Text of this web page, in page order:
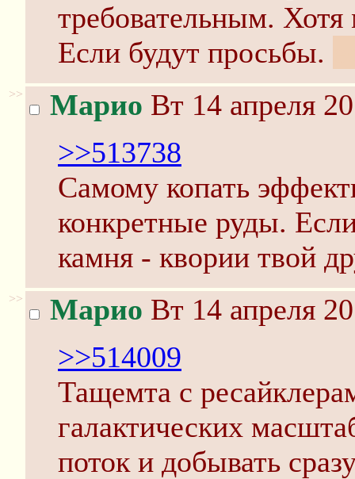
требовательным.
Если будут просьбы.
>> Марио Вт 14 апреля
>>513738
Самому копать
конкретные руды.
камня - квории твой
>> Марио Вт 14 апреля
>>514009
Тащемта с
галактических
поток и добывать